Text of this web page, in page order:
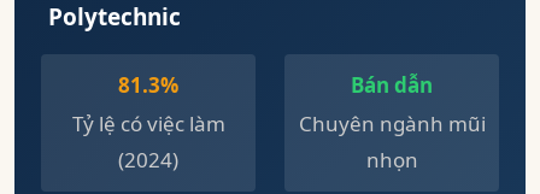
Polytechnic
81.3%
Tỷ lệ có việc làm
(2024)
Bán dẫn
Chuyên ngành mũi
nhọn